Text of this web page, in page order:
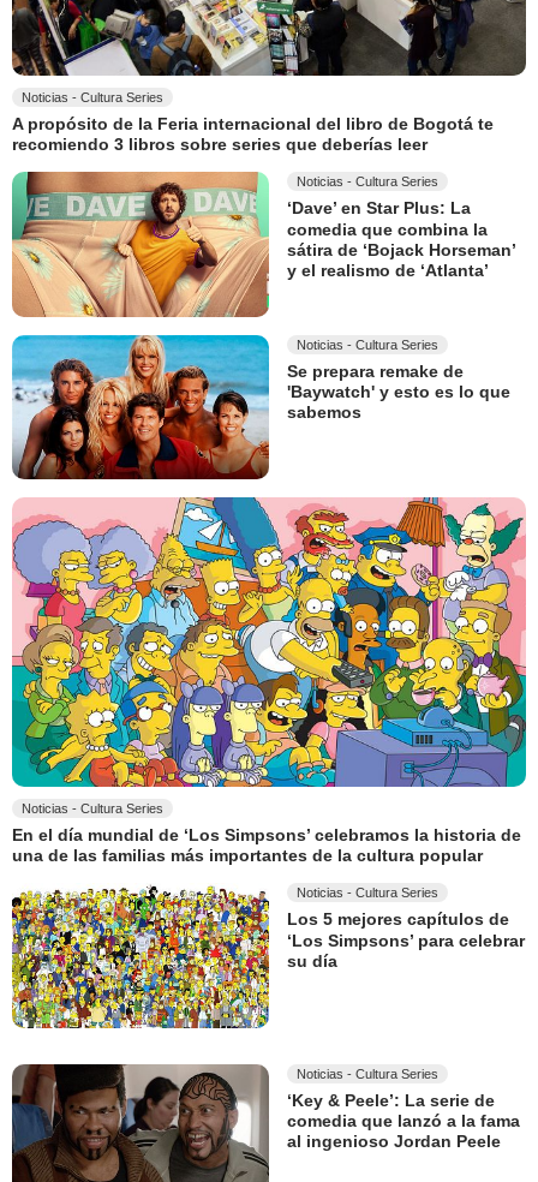
Noticias - Cultura Series
A propósito de la Feria internacional del libro de Bogotá te
recomiendo 3 libros sobre series que deberías leer
Noticias - Cultura Series
‘Dave’ en Star Plus: La
comedia que combina la
sátira de ‘Bojack Horseman’
y el realismo de ‘Atlanta’
Noticias - Cultura Series
Se prepara remake de
'Baywatch' y esto es lo que
sabemos
Noticias - Cultura Series
En el día mundial de ‘Los Simpsons’ celebramos la historia de
una de las familias más importantes de la cultura popular
Noticias - Cultura Series
Los 5 mejores capítulos de
‘Los Simpsons’ para celebrar
su día
Noticias - Cultura Series
‘Key & Peele’: La serie de
comedia que lanzó a la fama
al ingenioso Jordan Peele